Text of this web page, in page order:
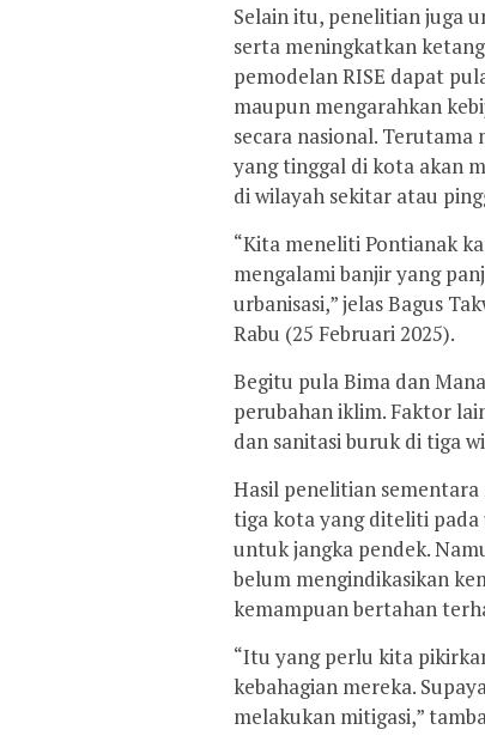
Selain itu, penelitian juga
serta meningkatkan
pemodelan RISE dapat
maupun mengarahkan
secara nasional.
yang tinggal di kota akan
di wilayah sekitar atau
“Kita meneliti Pontianak
mengalami banjir yang
urbanisasi,” jelas Bagus
Rabu (25 Februari 2025).
Begitu pula Bima dan
perubahan iklim. Faktor
dan sanitasi buruk di tiga
Hasil penelitian sementara
tiga kota yang diteliti
untuk jangka pendek.
belum mengindikasikan
kemampuan bertahan
“Itu yang perlu kita
kebahagian mereka.
melakukan mitigasi,”